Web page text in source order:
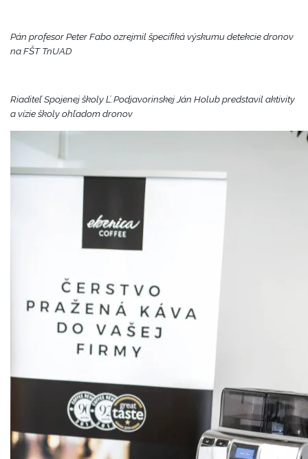
Pán profesor Peter Fabo ozrejmil špecifiká výskumu detekcie dronov
na FŠT TnUAD
Riaditeľ Spojenej školy Ľ.Podjavorinskej Ján Holub predstavil aktivity
a vízie školy ohľadom dronov